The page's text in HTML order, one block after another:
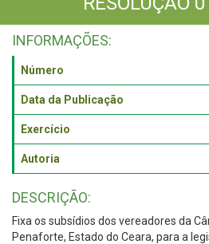
INFORMAÇÕES:
Número
Data da Publicação
Exercício
Autoria
DESCRIÇÃO:
Fixa os subsídios dos vereadores da
Penaforte, Estado do Ceara, para a